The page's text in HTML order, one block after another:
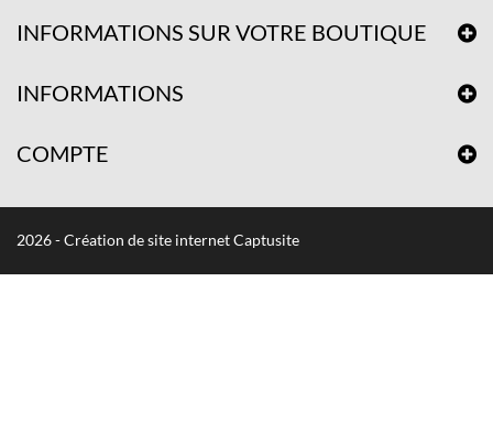
INFORMATIONS SUR VOTRE BOUTIQUE
INFORMATIONS
COMPTE
2026 - Création de site internet Captusite